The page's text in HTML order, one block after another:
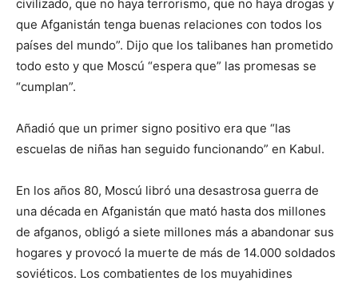
civilizado, que no haya terrorismo, que no haya drogas y
que Afganistán tenga buenas relaciones con todos los
países del mundo”. Dijo que los talibanes han prometido
todo esto y que Moscú “espera que” las promesas se
“cumplan”.
Añadió que un primer signo positivo era que “las
escuelas de niñas han seguido funcionando” en Kabul.
En los años 80, Moscú libró una desastrosa guerra de
una década en Afganistán que mató hasta dos millones
de afganos, obligó a siete millones más a abandonar sus
hogares y provocó la muerte de más de 14.000 soldados
soviéticos. Los combatientes de los muyahidines